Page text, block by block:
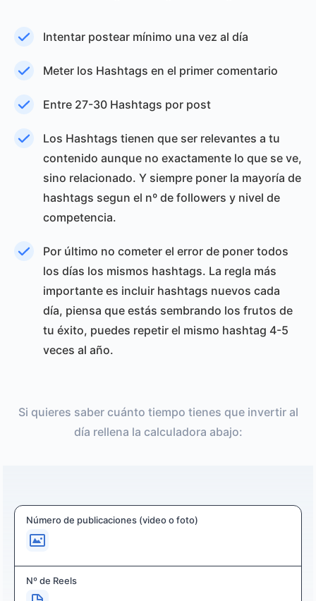
Intentar postear mínimo una vez al día
Meter los Hashtags en el primer comentario
Entre 27-30 Hashtags por post
Los Hashtags tienen que ser relevantes a tu
contenido aunque no exactamente lo que se ve,
sino relacionado. Y siempre poner la mayoría de
hashtags segun el nº de followers y nivel de
competencia.
Por último no cometer el error de poner todos
los días los mismos hashtags. La regla más
importante es incluir hashtags nuevos cada
día, piensa que estás sembrando los frutos de
tu éxito, puedes repetir el mismo hashtag 4-5
veces al año.
Si quieres saber cuánto tiempo tienes que invertir al
día rellena la calculadora abajo:
Número de publicaciones (video o foto)
Nº de Reels